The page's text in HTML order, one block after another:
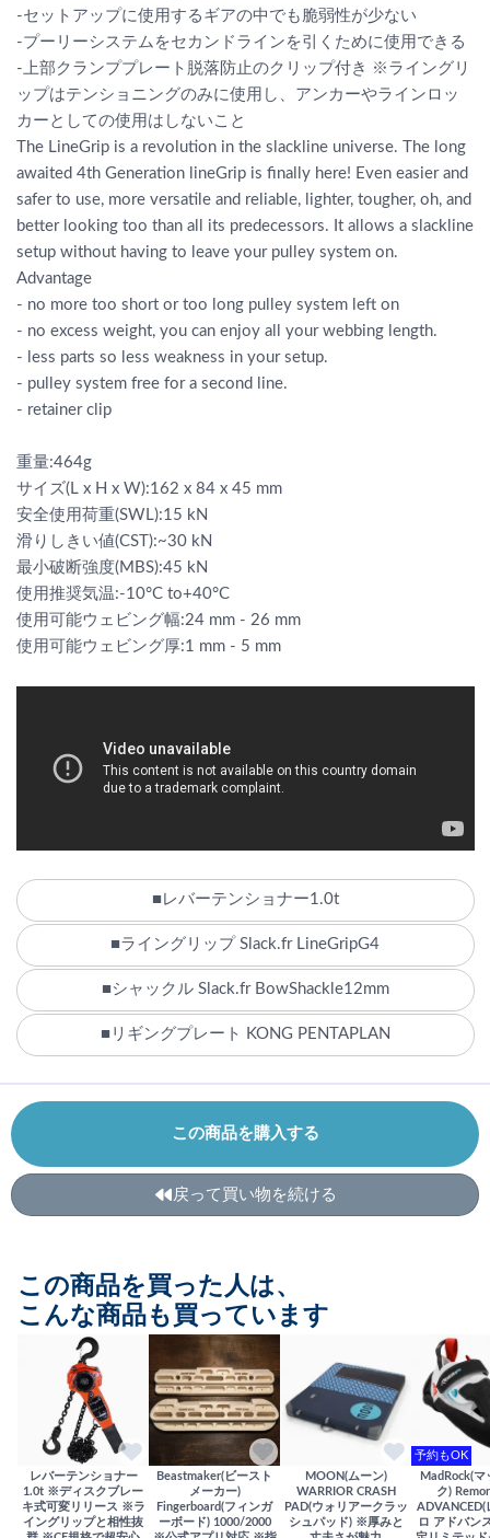
-セットアップに使用するギアの中でも脆弱性が少ない
-プーリーシステムをセカンドラインを引くために使用できる
-上部クランププレート脱落防止のクリップ付き ※ライングリ
ップはテンショニングのみに使用し、アンカーやラインロッ
カーとしての使用はしないこと
The LineGrip is a revolution in the slackline universe. The long
awaited 4th Generation lineGrip is finally here! Even easier and
safer to use, more versatile and reliable, lighter, tougher, oh, and
better looking too than all its predecessors. It allows a slackline
setup without having to leave your pulley system on.
Advantage
- no more too short or too long pulley system left on
- no excess weight, you can enjoy all your webbing length.
- less parts so less weakness in your setup.
- pulley system free for a second line.
- retainer clip
重量:464g
サイズ(L x H x W):162 x 84 x 45 mm
安全使用荷重(SWL):15 kN
滑りしきい値(CST):~30 kN
最小破断強度(MBS):45 kN
使用推奨気温:-10°C to+40°C
使用可能ウェビング幅:24 mm - 26 mm
使用可能ウェビング厚:1 mm - 5 mm
■レバーテンショナー1.0t
■ライングリップ Slack.fr LineGripG4
■シャックル Slack.fr BowShackle12mm
■リギングプレート KONG PENTAPLAN
この商品を購入する
戻って買い物を続ける
この商品を買った人は、
こんな商品も買っています
レバーテンショナー
1.0t ※ディスクブレー
キ式可変リリース ※ラ
イングリップと相性抜
Beastmaker(ビースト
メーカー)
Fingerboard(フィンガ
ーボード) 1000/2000
MOON(ムーン)
WARRIOR CRASH
PAD(ウォリアークラッ
シュパッド) ※厚みと
予約もOK
MadRock(マ
ク)
ADVANCED(
ロ アドバン